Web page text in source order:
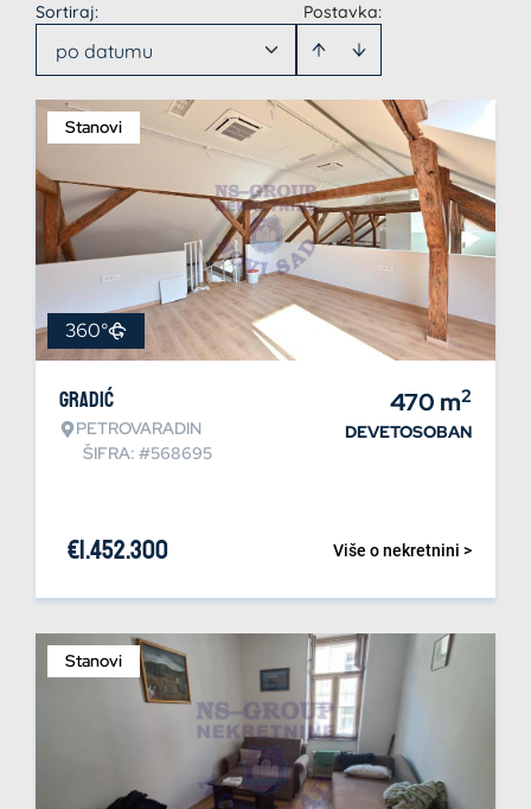
Postavka:
Sortiraj:
po datumu
Stanovi
360°
Gradić
PETROVARADIN
ŠIFRA: #568695
470 m2
DEVETOSOBAN
Više o nekretnini >
€1.452.300
Stanovi